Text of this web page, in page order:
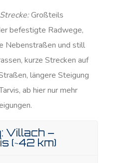
Großteils
befestigte Radwege,
Nebenstraßen und still
kurze Strecken auf
längere Steigung
ab hier nur mehr
Villach –
(~42 km)